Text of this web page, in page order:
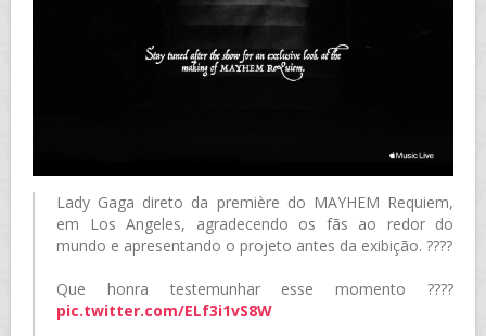
Lady Gaga direto da première do MAYHEM Requiem,
em Los Angeles, agradecendo os fãs ao redor do
mundo e apresentando o projeto antes da exibição. ????
Que honra testemunhar esse momento ????
pic.twitter.com/ELf3i1vS8W